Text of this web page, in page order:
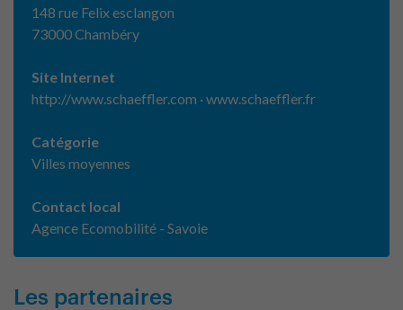
148 rue Felix esclangon
73000 Chambéry
Site Internet
http://www.schaeffler.com · www.schaeffler.fr
Catégorie
Villes moyennes
Contact local
Agence Ecomobilité - Savoie
Les partenaires